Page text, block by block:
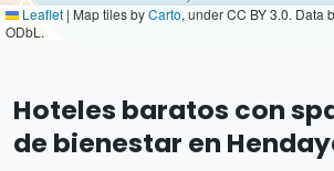
Leaflet | Map tiles byCarto, under CC BY 3.0. Data
ODbL.
Hoteles baratos con
de bienestar en